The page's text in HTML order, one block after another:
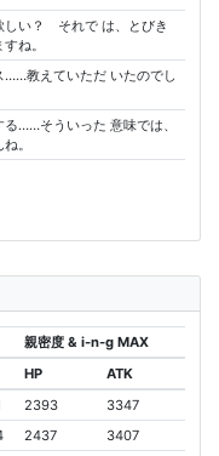
しい？ それで は、とびき
ね。
教えていただ いたのでし
……そういった 意味では、
。
親密度 & i-n-g MAX
HP
ATK
2393
3347
2437
3407